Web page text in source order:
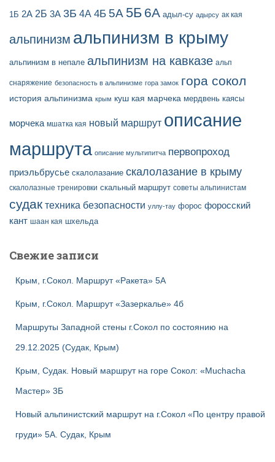
1Б 2А 2Б 3А 3Б 4А 4Б 5А 5Б 6А адыл-су адырсу ак кая
альпинизм альпинизм в крыму
альпинизм в непале альпинизм на кавказе альп
снаряжение безопасность в альпинизме гора замок гора сокол
история альпинизма крым куш кая марчека мердвень каясы
морчека мшатка кая новый маршрут описание
маршрута описание мультипитча первопроход
приэльбрусье скалолазание скалолазание в крыму
скалолазные тренировки скальный маршрут советы альпинистам
судак техника безопасности уллу-тау форос форосский
кант шаан кая шхельда
Свежие записи
Крым, г.Сокол. Маршрут «Ракета» 5А
Крым, г.Сокол. Маршрут «Зазеркалье» 4б
Маршруты Западной стены г.Сокол по состоянию на
29.12.2025 (Судак, Крым)
Крым, Судак. Новый маршрут на горе Сокол: «Muchacha
Мастер» 3Б
Новый альпинистский маршрут на г.Сокол «По центру правой
груди» 5А. Судак, Крым